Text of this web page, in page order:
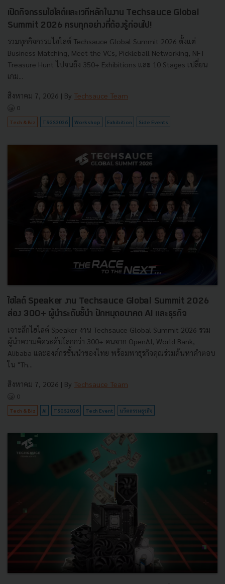
เปิดกิจกรรมไฮไลต์และเวทีหลักในงาน Techsauce Global
Summit 2026 ครบทุกอย่างที่ต้องรู้ก่อนไป!
รวมทุกกิจกรรมไฮไลต์ Techsauce Global Summit 2026 ตั้งแต่
Business Matching, Meet the VCs, Pickleball Networking, NFT
Treasure Hunt ไปจนถึง 350+ Exhibitions และ 10 Stages เปลี่ยน
เกม...
สิงหาคม 7, 2026 | By Techsauce Team
0
Tech & Biz TSGS2026 Workshop Exhibition Side Events
ไฮไลต์ Speaker งาน Techsauce Global Summit 2026
ส่อง 300+ ผู้นำระดับชั้นำ ปักหมุดอนาคต AI และธุรกิจ
เจาะลึกไฮไลต์ Speaker งาน Techsauce Global Summit 2026 รวม
ผู้นำความคิดระดับโลกกว่า 300+ คนจาก OpenAI, World Bank,
Alibaba และองค์กรชั้นนำของไทย พร้อมพาธุรกิจคุณร่วมค้นหาคำตอบ
ใน "Th...
สิงหาคม 7, 2026 | By Techsauce Team
0
Tech & Biz AI TSGS2026 Tech Event นวัตกรรมธุรกิจ